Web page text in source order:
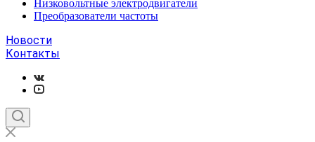
Низковольтные электродвигатели
Преобразователи частоты
Новости
Контакты